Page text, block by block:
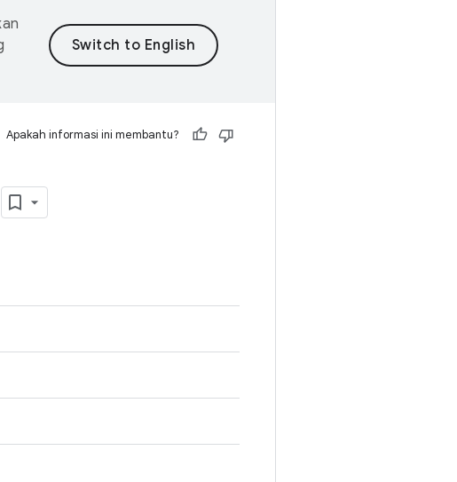
Apakah informasi ini membantu?